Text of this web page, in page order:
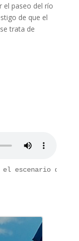
el paseo del río
de que el
trata de
escenario